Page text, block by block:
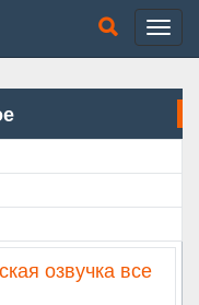
озвучка все